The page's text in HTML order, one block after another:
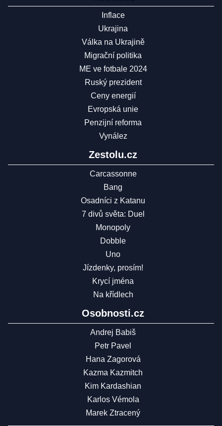
Inflace
Ukrajina
Válka na Ukrajině
Migrační politika
ME ve fotbale 2024
Ruský prezident
Ceny energií
Evropská unie
Penzijní reforma
Vynález
Zestolu.cz
Carcassonne
Bang
Osadníci z Katanu
7 divů světa: Duel
Monopoly
Dobble
Uno
Jízdenky, prosím!
Krycí jména
Na křídlech
Osobnosti.cz
Andrej Babiš
Petr Pavel
Hana Zagorová
Kazma Kazmitch
Kim Kardashian
Karlos Vémola
Marek Ztracený